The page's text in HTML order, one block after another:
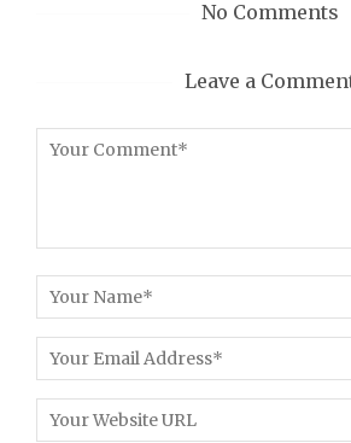
No Comments
Leave a